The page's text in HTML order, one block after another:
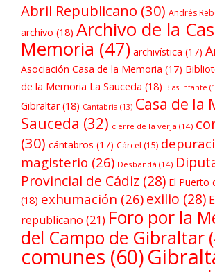
Abril Republicano (30) Andrés
archivo (18) Archivo de la
Memoria (47) archivística (17)
Asociación Casa de la Memoria (17)
de la Memoria La Sauceda (18) Blas Infante
Gibraltar(18) Cantabria (13) Casa de la
Sauceda (32) cierre de la verja (14)
(30) cántabros (17) Cárcel (15)
magisterio (26) Desbandá (14)
Provincial de Cádiz (28) El Puerto
(18) exhumación (26) exilio (28)
republicano (21) Foro por la
del Campo de Gibraltar
comunes (60)